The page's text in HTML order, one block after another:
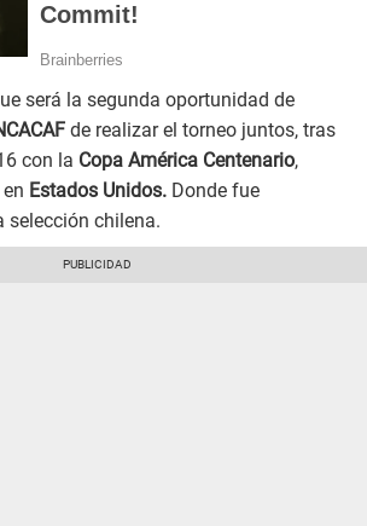
será la segunda oportunidad de
de realizar el torneo juntos, tras
con la Copa América Centenario,
Estados Unidos. Donde fue
selección chilena.